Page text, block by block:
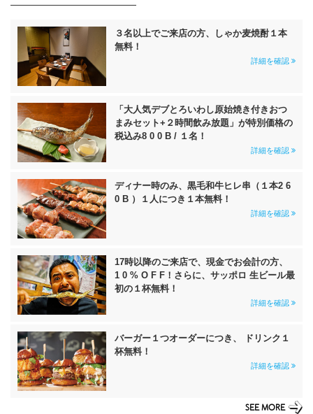
３名以上でご来店の方、しゃか麦焼酎１本
無料！
詳細を確認
「大人気デブとろいわし原始焼き付きおつ
まみセット+２時間飲み放題」が特別価格の
税込み8 0 0 B / １名！
詳細を確認
ディナー時のみ、黒毛和牛ヒレ串（１本2 6
0 B ）１人につき１本無料！
詳細を確認
17時以降のご来店で、現金でお会計の方、
1 0 % O F F！さらに、サッポロ 生ビール最
初の１杯無料！
詳細を確認
バーガー１つオーダーにつき、 ドリンク１
杯無料！
詳細を確認
SEE MORE